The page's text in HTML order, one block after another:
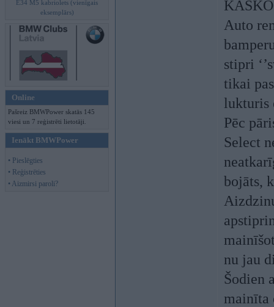
E34 M5 kabriolets (vienīgais
eksemplārs)
Online
Pašreiz BMWPower skatās 145
viesi un 7 reģistrēti lietotāji.
Ienākt BMWPower
• Pieslēgties
• Reģistrēties
• Aizmirsi paroli?
Auto
stipri
tikai
lukturis
Pēc
Select
bojāts,
nu jau
Šodien
mainīta